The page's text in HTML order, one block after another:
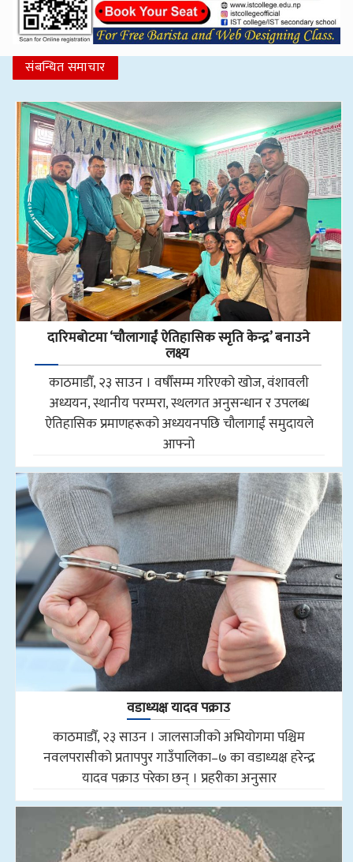
संबन्धित समाचार
दारिमबोटमा ‘चौलागाईं ऐतिहासिक स्मृति केन्द्र’ बनाउने
लक्ष्य
काठमाडौँ, २३ साउन । वर्षौंसम्म गरिएको खोज, वंशावली
अध्ययन, स्थानीय परम्परा, स्थलगत अनुसन्धान र उपलब्ध
ऐतिहासिक प्रमाणहरूको अध्ययनपछि चौलागाईं समुदायले
आफ्नो
वडाध्यक्ष यादव पक्राउ
काठमाडौँ, २३ साउन । जालसाजीको अभियोगमा पश्चिम
नवलपरासीको प्रतापपुर गाउँपालिका–७ का वडाध्यक्ष हरेन्द्र
यादव पक्राउ परेका छन् । प्रहरीका अनुसार